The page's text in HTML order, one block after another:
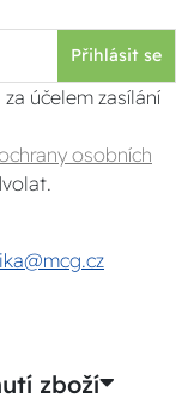
Přihlásit se
účelem zasílání
osobních
zboží